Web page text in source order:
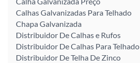
Calhas Galvanizadas Para Telhado
Chapa Galvanizada
Distribuidor De Calhas e Rufos
Distribuidor De Calhas Para Telhado
Distribuidor De Telha De Zinco